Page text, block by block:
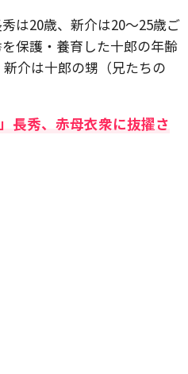
は20歳、新介は20～25歳ご
保護・養育した十郎の年齢
介は十郎の甥（兄たちの
長秀、赤母衣衆に抜擢さ